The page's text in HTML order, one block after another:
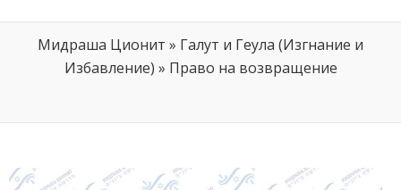
Мидраша Ционит » Галут и Геула (Изгнание и
Избавление) » Право на возвращение